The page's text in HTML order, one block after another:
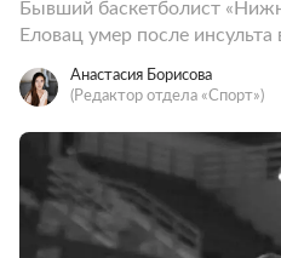
Бывший баскетболист
Еловац умер после инсульта
Анастасия Борисова
(Редактор отдела «Спорт»)